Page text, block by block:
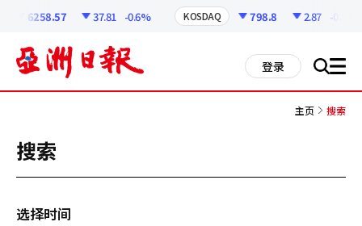
6258.57 37.81 -0.6% KOSDAQ 798.8 2.87 -0.36%
登录 搜 all
主页 搜索
搜索
选择时间